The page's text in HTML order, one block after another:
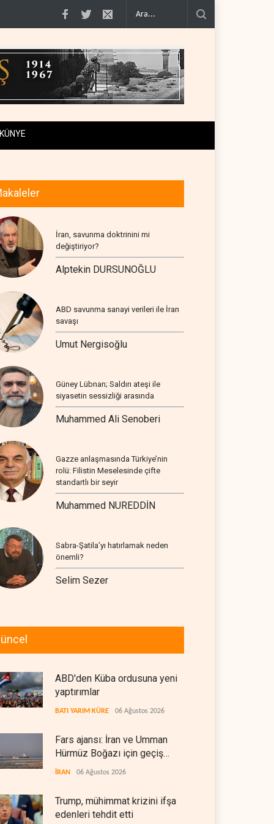
Boğazı için geçiş.. Trump, mühimmat krizini ifşa edenleri tehdit etti..
KÜNYE
İran, savunma doktrinini mi
değiştiriyor?
Alptekin DURSUNOĞLU
ABD savunma sanayi verileri ile İran
savaşı
Umut Nergisoğlu
Güney Lübnan; Saldırı ateşi ile
siyasetin sessizliği arasında
Muhammed Ali Senoberi
Gazze anlaşmasında Türkiye’nin
rolü: Filistin Meselesinde çifte
standartlı bir seyir
Muhammed NUREDDİN
Sabra-Şatila’yı hatırlamak neden
önemli?
Selim Sezer
ABD'den Küba ordusuna yeni
yaptırımlar
BATI YARIM KÜRE 06 Ağustos 2026
Fars ajansı: İran ve Umman
Hürmüz Boğazı için geçiş
koridorlarında anlaştı
İRAN 06 Ağustos 2026
Trump, mühimmat krizini ifşa
edenleri tehdit etti